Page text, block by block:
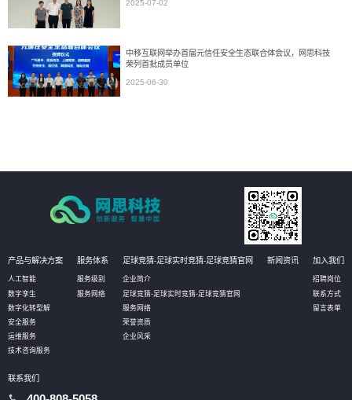
2025-07-02
中移互联网举办首届元信任安全生态联合体会议，网思科技
荣列首批成员单位
2025-06-30
产品与解决方案
人工智能
数字孪生
数字化转型解
安全服务
运维服务
技术咨询服务
服务体系
服务级别
服务网络
足球竞猜-足球实时竞猜-足球竞猜官网
企业简介
足球竞猜-足球实时竞猜-足球竞猜官网
服务网络
荣誉资质
企业风采
新闻资讯 加入我们
招聘岗位
联系方式
留言表单
联系我们